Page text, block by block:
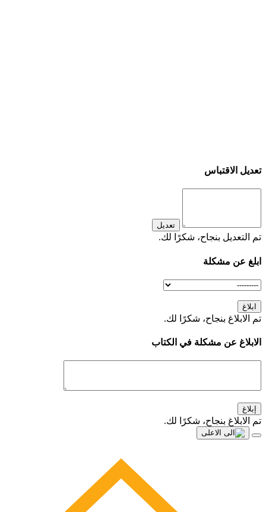
تعديل الاقتباس
تعديل
تم التعديل بنجاح، شكرًا لك.
ابلغ عن مشكلة
ابلاغ
تم الابلاغ بنجاح، شكرًا لك.
الابلاغ عن مشكلة في الكتاب
إبلاغ
تم الابلاغ بنجاح، شكرًا لك.